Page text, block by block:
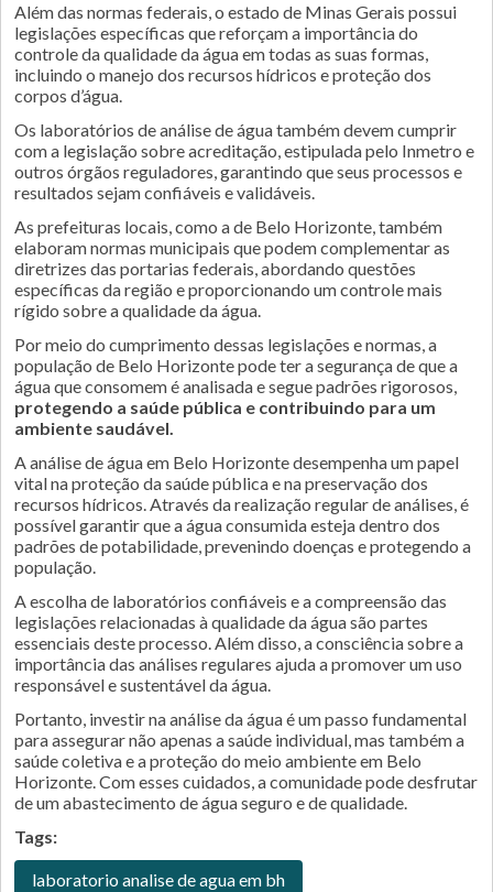
Além das normas federais, o estado de Minas Gerais possui
legislações específicas que reforçam a importância do
controle da qualidade da água em todas as suas formas,
incluindo o manejo dos recursos hídricos e proteção dos
corpos d’água.
Os laboratórios de análise de água também devem cumprir
com a legislação sobre acreditação, estipulada pelo Inmetro e
outros órgãos reguladores, garantindo que seus processos e
resultados sejam confiáveis e validáveis.
As prefeituras locais, como a de Belo Horizonte, também
elaboram normas municipais que podem complementar as
diretrizes das portarias federais, abordando questões
específicas da região e proporcionando um controle mais
rígido sobre a qualidade da água.
Por meio do cumprimento dessas legislações e normas, a
população de Belo Horizonte pode ter a segurança de que a
água que consomem é analisada e segue padrões rigorosos,
protegendo a saúde pública e contribuindo para um
ambiente saudável.
A análise de água em Belo Horizonte desempenha um papel
vital na proteção da saúde pública e na preservação dos
recursos hídricos. Através da realização regular de análises, é
possível garantir que a água consumida esteja dentro dos
padrões de potabilidade, prevenindo doenças e protegendo a
população.
A escolha de laboratórios confiáveis e a compreensão das
legislações relacionadas à qualidade da água são partes
essenciais deste processo. Além disso, a consciência sobre a
importância das análises regulares ajuda a promover um uso
responsável e sustentável da água.
Portanto, investir na análise da água é um passo fundamental
para assegurar não apenas a saúde individual, mas também a
saúde coletiva e a proteção do meio ambiente em Belo
Horizonte. Com esses cuidados, a comunidade pode desfrutar
de um abastecimento de água seguro e de qualidade.
Tags:
laboratorio analise de agua em bh